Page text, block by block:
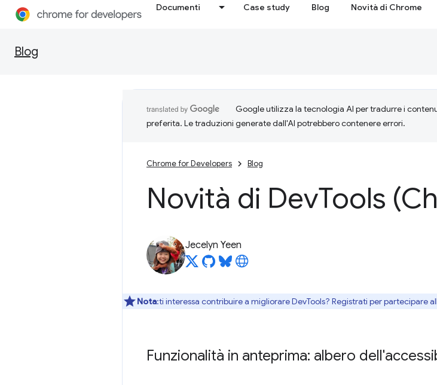
Documenti Case study Blog Novità di Chrome
Blog
Google utilizza la tecnologia AI per tradurre i
preferita. Le traduzioni generate dall'AI potrebbero contenere errori.
Chrome for Developers Blog
Novità di DevTools
Jecelyn Yeen
Nota:ti interessa contribuire a migliorare DevTools? Registrati per partecipare
Funzionalità in anteprima: albero